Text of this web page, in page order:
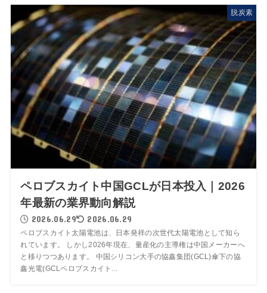
脱炭素
ペロブスカイト中国GCLが日本投入｜2026
年最新の業界動向解説
2026.06.29 2026.06.29
ペロブスカイト太陽電池は、日本発祥の次世代太陽電池として知ら
れています。 しかし2026年現在、量産化の主導権は中国メーカーへ
と移りつつあります。 中国シリコン大手の協鑫集団(GCL)傘下の協
鑫光電(GCLペロブスカイト...